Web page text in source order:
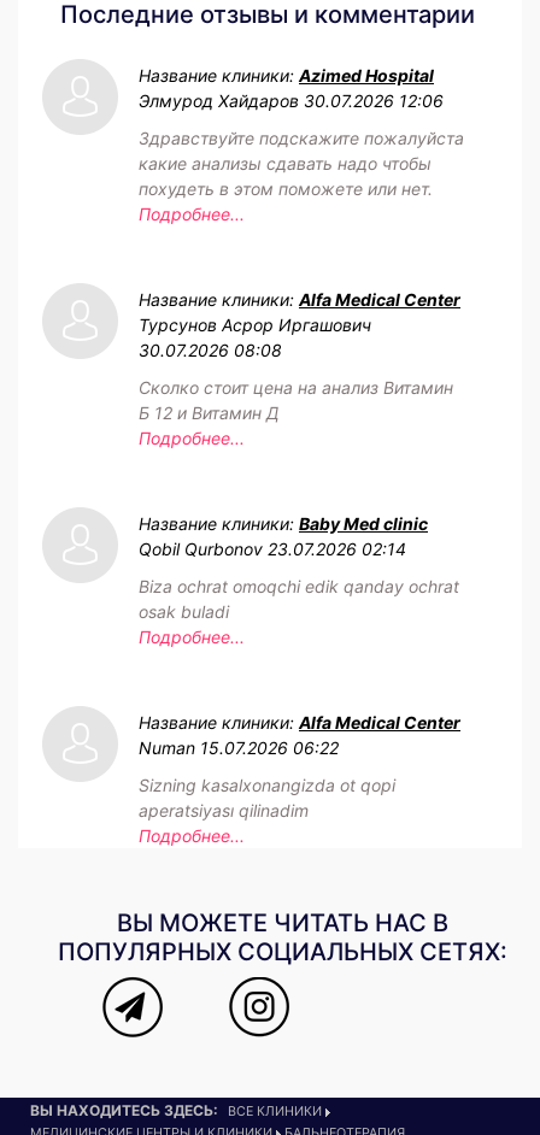
Последние отзывы и комментарии
Название клиники:Azimed Hospital
Элмурод Хайдаров 30.07.2026 12:06
Здравствуйте подскажите пожалуйста
какие анализы сдавать надо чтобы
похудеть в этом поможете или нет.
Подробнее...
Название клиники:Alfa Medical Center
Турсунов Асрор Иргашович
30.07.2026 08:08
Сколко стоит цена на анализ Витамин
Б 12 и Витамин Д
Подробнее...
Название клиники: Baby Med clinic
Qobil Qurbonov 23.07.2026 02:14
Biza ochrat omoqchi edik qanday ochrat
osak buladi
Подробнее...
Название клиники:Alfa Medical Center
Numan 15.07.2026 06:22
Sizning kasalxonangizda ot qopi
aperatsiyası qilinadim
Подробнее...
ВЫ МОЖЕТЕ ЧИТАТЬ НАС В
ПОПУЛЯРНЫХ СОЦИАЛЬНЫХ СЕТЯХ:
ВЫ НАХОДИТЕСЬ ЗДЕСЬ:
ВСЕ КЛИНИКИ